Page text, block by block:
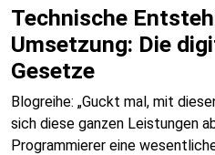
Technische
Umsetzung: Die
Gesetze
Blogreihe: „Guckt mal, mit
sich diese ganzen Leistungen
Programmierer eine